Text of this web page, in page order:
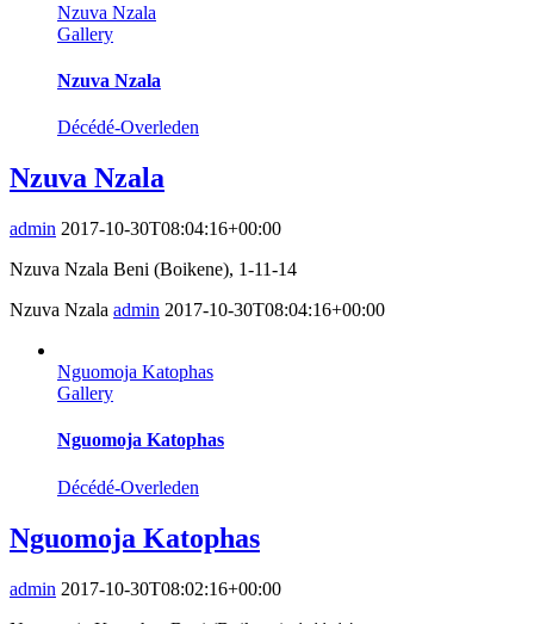
Nzuva Nzala
Gallery
Nzuva Nzala
Décédé-Overleden
Nzuva Nzala
admin 2017-10-30T08:04:16+00:00
Nzuva Nzala Beni (Boikene), 1-11-14
Nzuva Nzala admin 2017-10-30T08:04:16+00:00
Nguomoja Katophas
Gallery
Nguomoja Katophas
Décédé-Overleden
Nguomoja Katophas
admin 2017-10-30T08:02:16+00:00